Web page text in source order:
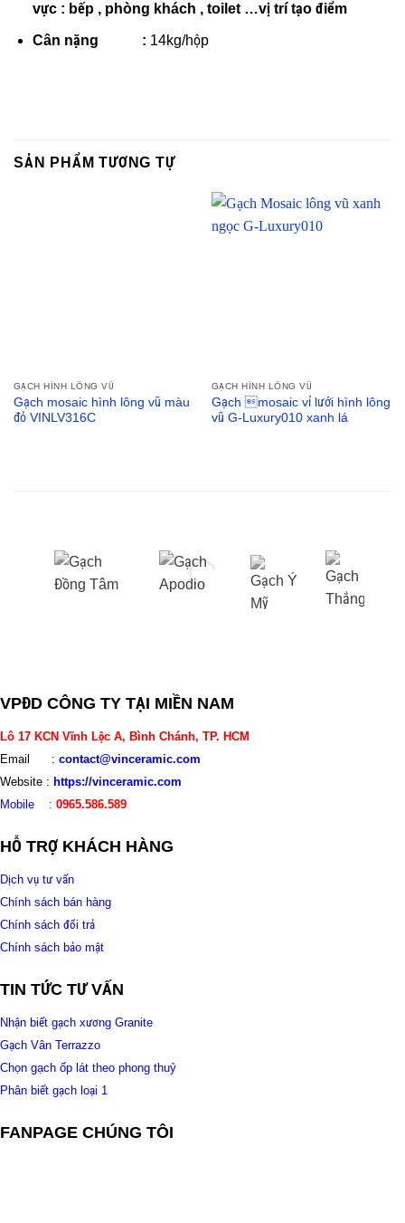
vực : bếp , phòng khách , toilet …vị trí tạo điểm
Cân nặng : 14kg/hộp
SẢN PHẨM TƯƠNG TỰ
GẠCH HÌNH LÔNG VŨ
Gạch mosaic hình lông vũ màu
đỏ VINLV316C
GẠCH HÌNH LÔNG VŨ
Gạch mosaic vỉ lưới hình lông
vũ G-Luxury010 xanh lá
VPĐD CÔNG TY TẠI MIỀN NAM
Lô 17 KCN Vĩnh Lộc A, Bình Chánh, TP. HCM
Email : contact@vinceramic.com
Website : https://vinceramic.com
Mobile : 0965.586.589
HỖ TRỢ KHÁCH HÀNG
Dịch vụ tư vấn
Chính sách bán hàng
Chính sách đổi trả
Chính sách bảo mật
TIN TỨC TƯ VẤN
Nhận biết gạch xương Granite
Gạch Vân Terrazzo
Chọn gạch ốp lát theo phong thuỷ
Phân biết gạch loại 1
FANPAGE CHÚNG TÔI